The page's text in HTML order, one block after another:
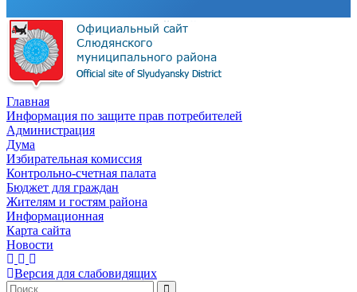
Главная
Информация по защите прав потребителей
Администрация
Дума
Избирательная комиссия
Контрольно-счетная палата
Бюджет для граждан
Жителям и гостям района
Информационная
Карта сайта
Новости
Версия для слабовидящих